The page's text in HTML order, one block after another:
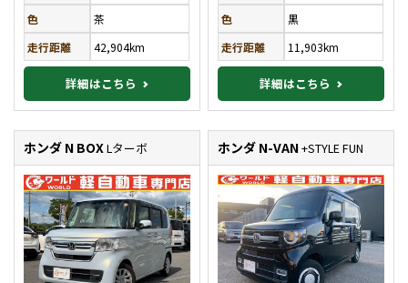
色
茶
走行距離
42,904km
詳細はこちら
色
黒
走行距離
11,903km
詳細はこちら
ホンダ N BOXLターボ ホンダ N-VAN+STYLE FUN